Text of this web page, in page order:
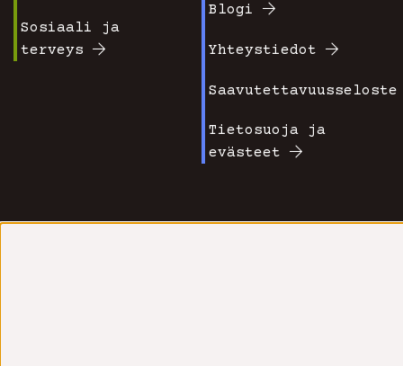
Sosiaali ja
terveys
Blogi
Yhteystiedot
Saavutettavuusseloste
Tietosuoja ja
evästeet